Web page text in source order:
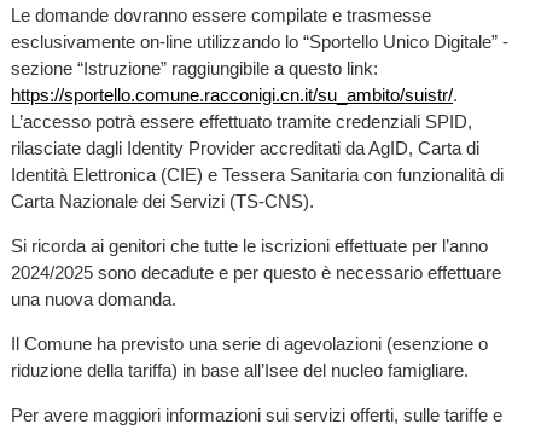
Le domande dovranno essere compilate e trasmesse
esclusivamente on-line utilizzando lo “Sportello Unico Digitale” -
sezione “Istruzione” raggiungibile a questo link:
https://sportello.comune.racconigi.cn.it/su_ambito/suistr/.
L’accesso potrà essere effettuato tramite credenziali SPID,
rilasciate dagli Identity Provider accreditati da AgID, Carta di
Identità Elettronica (CIE) e Tessera Sanitaria con funzionalità di
Carta Nazionale dei Servizi (TS-CNS).
Si ricorda ai genitori che tutte le iscrizioni effettuate per l’anno
2024/2025 sono decadute e per questo è necessario effettuare
una nuova domanda.
Il Comune ha previsto una serie di agevolazioni (esenzione o
riduzione della tariffa) in base all’Isee del nucleo famigliare.
Per avere maggiori informazioni sui servizi offerti, sulle tariffe e